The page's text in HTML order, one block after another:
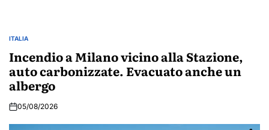
POSTED
ITALIA
Incendio a Milano vicino alla Stazione,
auto carbonizzate. Evacuato anche un
albergo
05/08/2026